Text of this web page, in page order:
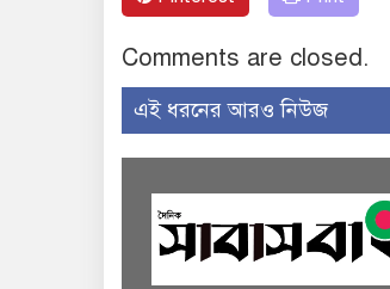
Comments are closed.
এই ধরনের আরও নিউজ